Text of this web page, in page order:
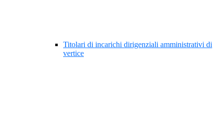
Titolari di incarichi dirigenziali amministrativi di
vertice